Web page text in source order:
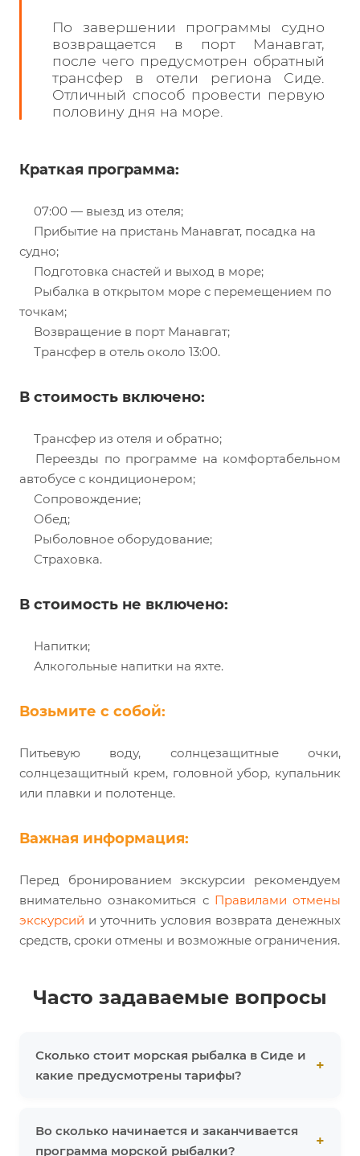
По завершении программы судно
возвращается в порт Манавгат,
после чего предусмотрен обратный
трансфер в отели региона Сиде.
Отличный способ провести первую
половину дня на море.
Краткая программа:
07:00 — выезд из отеля;
Прибытие на пристань Манавгат, посадка на
судно;
Подготовка снастей и выход в море;
Рыбалка в открытом море с перемещением по
точкам;
Возвращение в порт Манавгат;
Трансфер в отель около 13:00.
В стоимость включено:
Трансфер из отеля и обратно;
Переезды по программе на комфортабельном
автобусе с кондиционером;
Сопровождение;
Обед;
Рыболовное оборудование;
Страховка.
В стоимость не включено:
Напитки;
Алкогольные напитки на яхте.
Возьмите с собой:
Питьевую воду, солнцезащитные очки,
солнцезащитный крем, головной убор, купальник
или плавки и полотенце.
Важная информация:
Перед бронированием экскурсии рекомендуем
внимательно ознакомиться с Правилами отмены
экскурсий и уточнить условия возврата денежных
средств, сроки отмены и возможные ограничения.
Часто задаваемые вопросы
Сколько стоит морская рыбалка в Сиде и
какие предусмотрены тарифы?
Во сколько начинается и заканчивается
программа морской рыбалки?